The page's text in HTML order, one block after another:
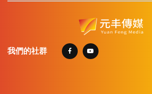
我們的社群